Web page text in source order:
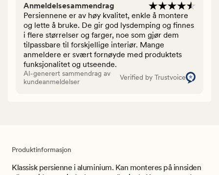
Anmeldelsesammendrag
Persiennene er av høy kvalitet, enkle å montere
og lette å bruke. De gir god lysdemping og finnes
i flere størrelser og farger, noe som gjør dem
tilpassbare til forskjellige interiør. Mange
anmeldere er svært fornøyde med produktets
funksjonalitet og utseende.
AI-generert sammendrag av
kundeanmeldelser
Verified by Trustvoice
Produktinformasjon
Klassisk persienne i aluminium. Kan monteres på innsiden